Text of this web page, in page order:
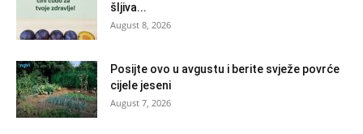
šljiva...
August 8, 2026
Posijte ovo u avgustu i berite svježe povrće
cijele jeseni
August 7, 2026